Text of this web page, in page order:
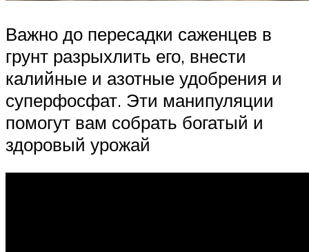
Важно до пересадки саженцев в
грунт разрыхлить его, внести
калийные и азотные удобрения и
суперфосфат. Эти манипуляции
помогут вам собрать богатый и
здоровый урожай